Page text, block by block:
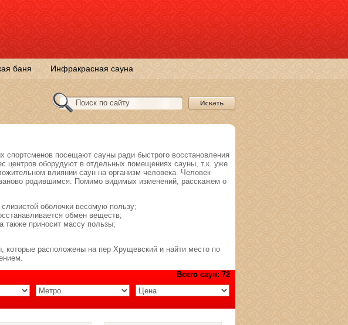
баня Инфракрасная сауна
спортсменов посещают сауны ради быстрого восстановления
центров оборудуют в отдельных помещениях сауны, т.к. уже
влиянии саун на организм человека. Человек
родившимся. Помимо видимых изменений, расскажем о
оболочки весомую пользу;
обмен веществ;
также приносит массу пользы;
расположены на пер Хрущевский и найти место по
Всего саун: 72